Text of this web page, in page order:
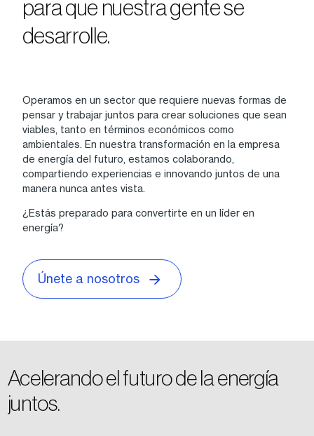
para que nuestra gente se
desarrolle.
Operamos en un sector que requiere nuevas formas de
pensar y trabajar juntos para crear soluciones que sean
viables, tanto en términos económicos como
ambientales. En nuestra transformación en la empresa
de energía del futuro, estamos colaborando,
compartiendo experiencias e innovando juntos de una
manera nunca antes vista.
¿Estás preparado para convertirte en un líder en
energía?
Únete a nosotros
Acelerando el futuro de la energía
juntos.